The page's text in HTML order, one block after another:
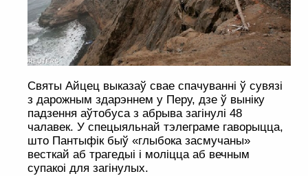
Святы Айцец выказаў свае спачуванні ў сувязі
з дарожным здарэннем у Перу, дзе ў выніку
падзення аўтобуса з абрыва загінулі 48
чалавек. У спецыяльнай тэлеграме гаворыцца,
што Пантыфік быў «глыбока засмучаны»
весткай аб трагедыі і моліцца аб вечным
супакоі для загінулых.